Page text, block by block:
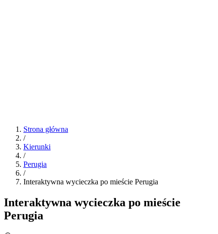
Strona główna
/
Kierunki
/
Perugia
/
Interaktywna wycieczka po mieście Perugia
Interaktywna wycieczka po mieście
Perugia